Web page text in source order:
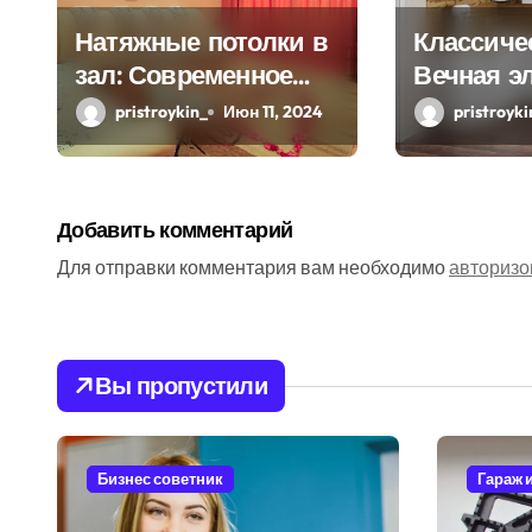
з
а
п
с
я
Натяжные потолки в
зал: Современное
решение для
стильного интерьера
pristroykin_ Июн 11, 2024
Вечная
и
Добавить комментарий
Для отправки комментария вам необходимо
Вы пропустили
Бизнес советник Гараж